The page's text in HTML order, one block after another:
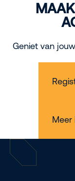
Geniet van
Meer